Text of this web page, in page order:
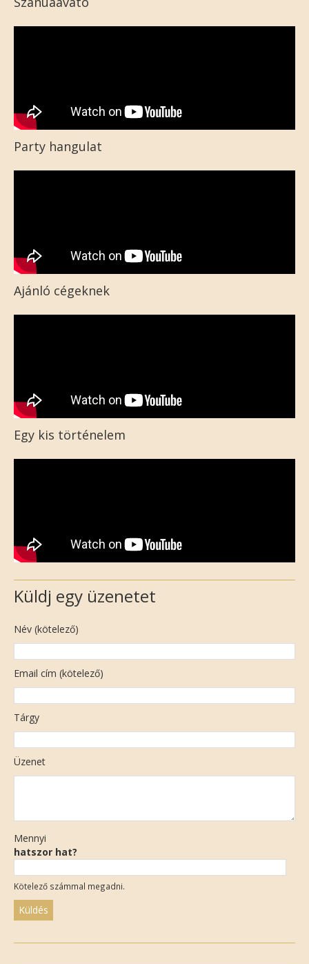
Party hangulat
Ajánló cégeknek
Egy kis történelem
Küldj egy üzenetet
Név (kötelező)
Email cím (kötelező)
Tárgy
Üzenet
Mennyi
hatszor hat?
Kötelező számmal megadni.